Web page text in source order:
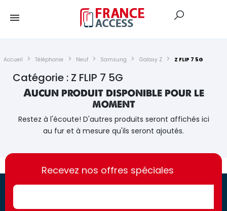
Accueil Téléphonie Neuf Samsung Galaxy Z Z FLIP 7 5G
Catégorie : Z FLIP 7 5G
Aucun produit disponible pour le
moment
Restez à l'écoute! D'autres produits seront affichés ici
au fur et à mesure qu'ils seront ajoutés.
https://france-
access.fr
https://france-
access.fr
Recevez nos offres spéciales